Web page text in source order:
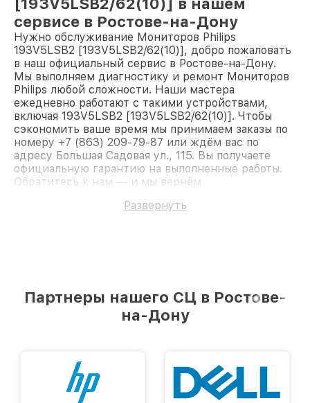
[193V5LSB2/62(10)] в нашем
сервисе в Ростове-на-Дону
Нужно обслуживание Мониторов Philips
193V5LSB2 [193V5LSB2/62(10)], добро пожаловать
в наш официальный сервис в Ростове-на-Дону.
Мы выполняем диагностику и ремонт Мониторов
Philips любой сложности. Наши мастера
ежедневно работают с такими устройствами,
включая 193V5LSB2 [193V5LSB2/62(10)]. Чтобы
сэкономить ваше время мы принимаем заказы по
номеру +7 (863) 209-79-87 или ждём вас по
адресу Большая Садовая ул., 115. Вы получаете
официальную гарантию на выполненные работы.
Обратитесь к нам — и мы вернём
Развернуть
Партнеры нашего СЦ в Ростове-
на-Дону